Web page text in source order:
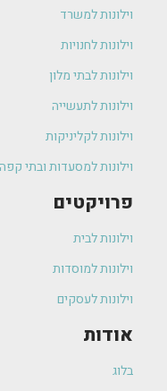
וילונות למשרד
וילונות לחנויות
וילונות לבתי מלון
וילונות לתעשייה
וילונות לקליניקות
וילונות למסעדות ובתי קפה
פרויקטים
וילונות לבית
וילונות למוסדות
וילונות לעסקים
אודות
בלוג